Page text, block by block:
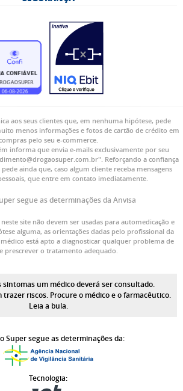
aos seus clientes que, em nenhuma hipótese, pede
menos informações e fotos de cartão de crédito em
pelo seu e-commerce.
informa que envia e-mails exclusivamente por seu
Reforçando a confiança
ainda que, caso algum cliente receba mensagens
que entre em contato imediatamente.
segue as determinações da Anvisa
site não devem ser usadas para automedicação e
alguma, as orientações dadas pelo profissional da
está apto a diagnosticar qualquer problema de
prescrever o tratamento adequado.
sintomas um médico deverá ser consultado.
trazer riscos. Procure o médico e o farmacêutico.
Leia a bula.
Super segue as determinações da:
Tecnologia: